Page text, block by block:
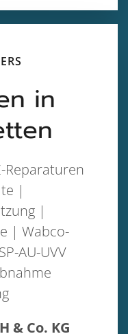
in
Reparaturen
|
|
| Wabco-
AU-UVV
& Co. KG